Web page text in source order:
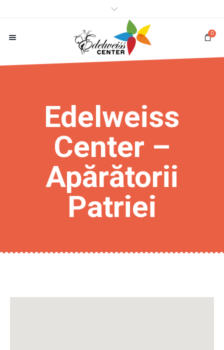
0
Edelweiss
Center –
Apărătorii
Patriei